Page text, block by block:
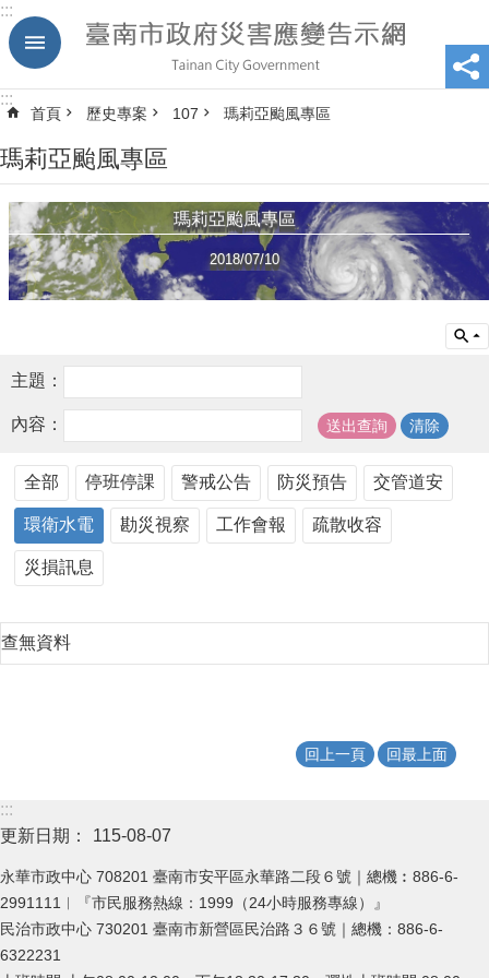
跳到主要內容區塊
:::
:::
首頁 歷史專案 107 瑪莉亞颱風專區
瑪莉亞颱風專區
瑪莉亞颱風專區
2018/07/10
主題：
內容：
全部 停班停課 警戒公告 防災預告 交管道安
環衛水電 勘災視察 工作會報 疏散收容
災損訊息
查無資料
回上一頁 回最上面
:::
更新日期：
115-08-07
永華市政中心 708201 臺南市安平區永華路二段６號｜總機︰886-6-
2991111︱『市民服務熱線：1999（24小時服務專線）』
民治市政中心 730201 臺南市新營區民治路３６號｜總機：886-6-
6322231